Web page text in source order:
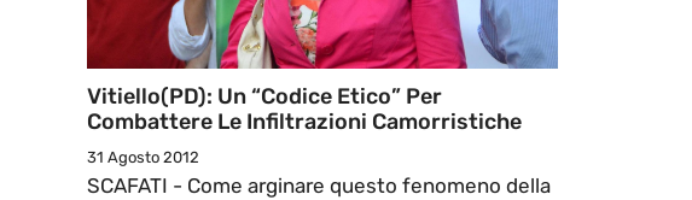
Vitiello(PD): Un “Codice Etico” Per
Combattere Le Infiltrazioni Camorristiche
31 Agosto 2012
SCAFATI - Come arginare questo fenomeno della